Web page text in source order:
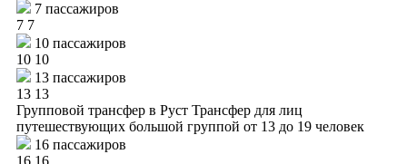
7 пассажиров
7 7
10 пассажиров
10 10
13 пассажиров
13 13
Групповой трансфер в Руст Трансфер для лиц
путешествующих большой группой от 13 до 19 человек
16 пассажиров
16 16